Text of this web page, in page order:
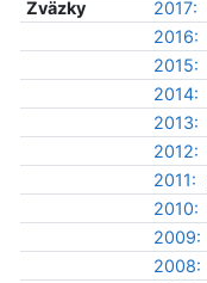
Zväzky
2017:
2016:
2015:
2014:
2013:
2012:
2011:
2010:
2009:
2008: